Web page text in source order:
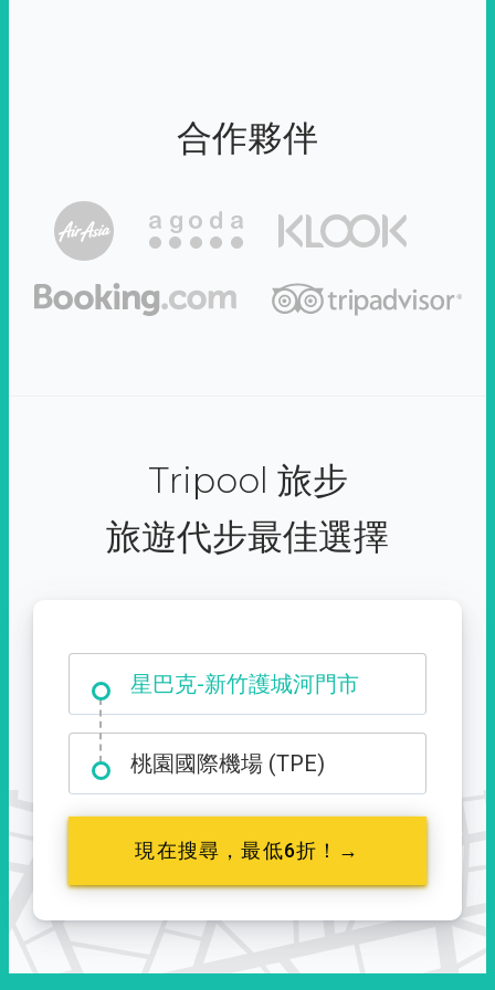
合作夥伴
Tripool 旅步
旅遊代步最佳選擇
星巴克-新竹護城河門市
大霸尖山登山口
桃園國際機場 (TPE)
現在搜尋，最低6折！→